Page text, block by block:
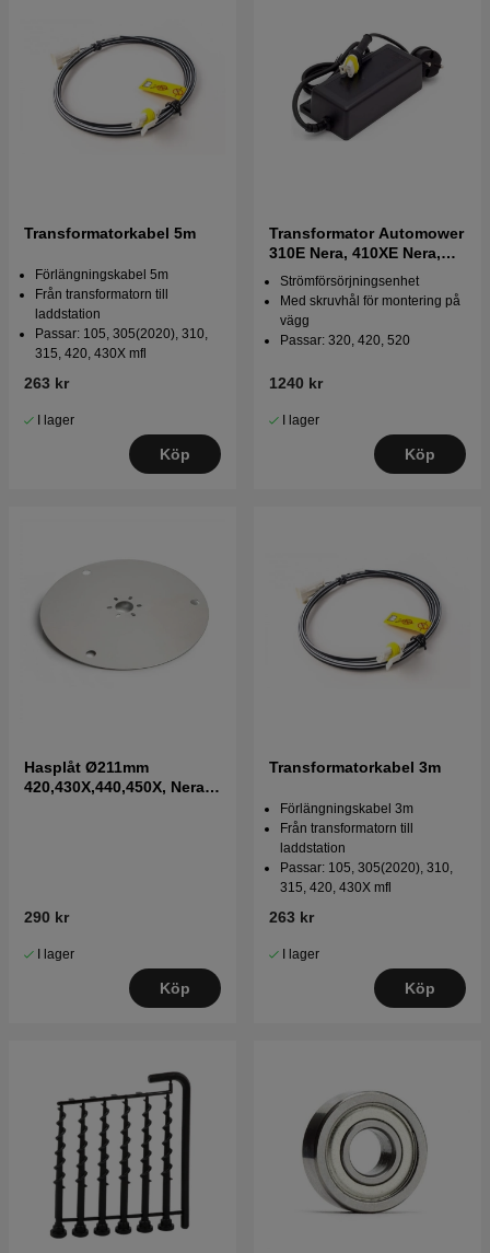
Transformatorkabel 5m
Förlängningskabel 5m
Från transformatorn till
laddstation
Passar: 105, 305(2020), 310,
315, 420, 430X mfl
263 kr
I lager
Köp
Transformator Automower
310E Nera, 410XE Nera,
320, 420, 520
Strömförsörjningsenhet
Med skruvhål för montering på
vägg
Passar: 320, 420, 520
1240 kr
I lager
Köp
Hasplåt Ø211mm
420,430X,440,450X, Nera
290 kr
I lager
Köp
Transformatorkabel 3m
Förlängningskabel 3m
Från transformatorn till
laddstation
Passar: 105, 305(2020), 310,
315, 420, 430X mfl
263 kr
I lager
Köp